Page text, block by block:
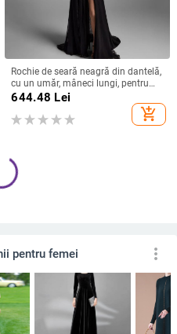
Rochie de seară neagră din dantelă,
cu un umăr, mâneci lungi, pentru
petreceri de zi, defilări pe podium și
644.48 Lei
add_shopping_cart
Rochie de mireasă cu talie strânsă,
siluetă coadă de pește, decolteu pe
un umăr, mâneci lungi, fustă lungă,
883.08Lei